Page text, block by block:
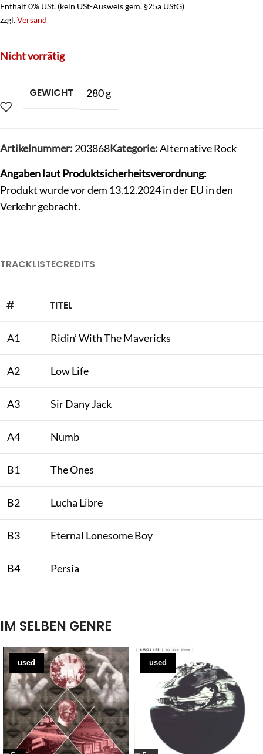
Enthält 0% USt. (kein USt-Ausweis gem. §25a UStG)
zzgl.Versand
Nicht vorrätig
GEWICHT 280 g
Artikelnummer: 203868Kategorie:Alternative Rock
Angaben laut Produktsicherheitsverordnung:
Produkt wurde vor dem 13.12.2024 in der EU in den
Verkehr gebracht.
TRACKLISTECREDITS
# TITEL
A1 Ridin’ With The Mavericks
A2 Low Life
A3 Sir Dany Jack
A4 Numb
B1 The Ones
B2 Lucha Libre
B3 Eternal Lonesome Boy
B4 Persia
IM SELBEN GENRE
used used